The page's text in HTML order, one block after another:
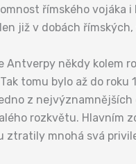
římského vojáka
již v dobách
někdy kolem
tomu bylo až do roku
z
rozkvětu. Hlavním
mnohá svá